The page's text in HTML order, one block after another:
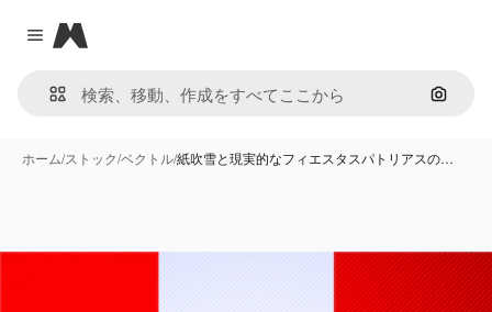
Close menu
Magnific
画像で
ホーム/ストック/ベクトル/紙吹雪と現実的なフィエスタスパトリアスの…